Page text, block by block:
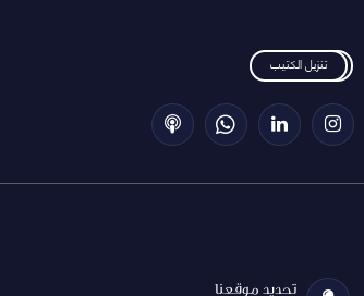
تنزيل الكتيب
تحديد موقعنا